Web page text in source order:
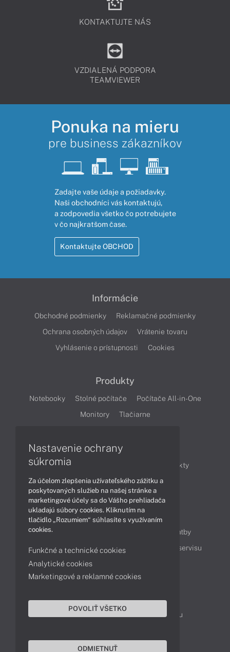
KONTAKTUJTE NÁS
VZDIALENÁ PODPORA
TEAMVIEWER
Ponuka na mieru
pre business zákazníkov
Zadajte vaše údaje a požiadavky.
Naši obchodníci vás kontaktujú,
a zodpovedia všetko čo potrebujete
v čo najkratšom čase.
Kontaktujte OBCHOD
Informácie
Obchodné podmienky
Reklamačné podmienky
Ochrana osobných údajov
Vrátenie tovaru
Vyhlásenie o prístupnosti
Cookies
Produkty
Notebooky Stolné počítače
Počítače All-in-One
Monitory
Tlačiarne
Články
Obchodné informácie
Produkty
Technológie
Videá
Obsah
Ako nakupovať
Možnosti doručenia a platby
Podpora a servis
Servisné služby Cenník servisu
Kontakty
043 4224 771
Obchodné oddelenie
Reklamácia tovaru
Nastavenie ochrany
súkromia
Za účelom zlepšenia užívateľského zážitku a
poskytovaných služieb na našej stránke a
marketingové účely sa do Vášho prehliadača
ukladajú súbory cookies. Kliknutím na
tlačidlo „Rozumiem“ súhlasíte s využívaním
cookies.
Funkčné a technické cookies
Analytické cookies
Marketingové a reklamné cookies
POVOLIŤ VŠETKO
ODMIETNUŤ